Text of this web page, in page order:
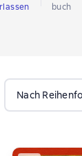
buch
Nach